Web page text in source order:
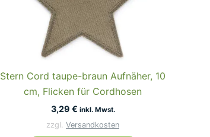
Stern Cord taupe-braun Aufnäher, 10
cm, Flicken für Cordhosen
3,29 € inkl. Mwst.
zzgl. Versandkosten